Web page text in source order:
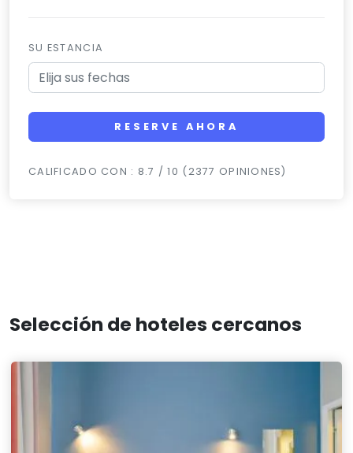
SU ESTANCIA
RESERVE AHORA
CALIFICADO CON : 8.7 / 10 (2377 OPINIONES)
Selección de hoteles cercanos